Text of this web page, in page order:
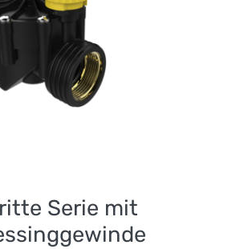
Serie mit
Serie mit